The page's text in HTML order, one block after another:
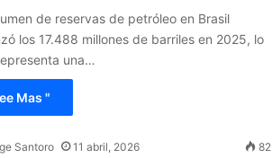
de reservas de petróleo en Brasil
los 17.488 millones de barriles en 2025, lo
una…
Mas "
Santoro 11 abril, 2026 82